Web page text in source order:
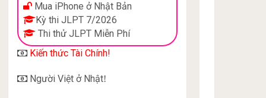
Mua iPhone ở Nhật Bản
Kỳ thi JLPT 7/2026
Thi thử JLPT Miễn Phí
Kiến thức Tài Chính!
Người Việt ở Nhật!